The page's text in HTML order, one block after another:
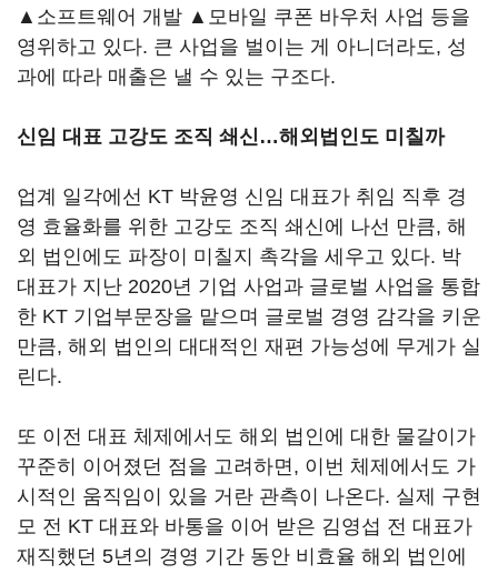
▲소프트웨어 개발 ▲모바일 쿠폰 바우처 사업 등을
영위하고 있다. 큰 사업을 벌이는 게 아니더라도, 성
과에 따라 매출은 낼 수 있는 구조다.
신임 대표 고강도 조직 쇄신 …해외법인도 미칠까
업계 일각에선 KT 박윤영 신임 대표가 취임 직후 경
영 효율화를 위한 고강도 조직 쇄신에 나선 만큼, 해
외 법인에도 파장이 미칠지 촉각을 세우고 있다. 박
대표가 지난 2020년 기업 사업과 글로벌 사업을 통합
한 KT 기업부문장을 맡으며 글로벌 경영 감각을 키운
만큼, 해외 법인의 대대적인 재편 가능성에 무게가 실
린다.
또 이전 대표 체제에서도 해외 법인에 대한 물갈이가
꾸준히 이어졌던 점을 고려하면, 이번 체제에서도 가
시적인 움직임이 있을 거란 관측이 나온다. 실제 구현
모 전 KT 대표와 바통을 이어 받은 김영섭 전 대표가
재직했던 5년의 경영 기간 동안 비효율 해외 법인에